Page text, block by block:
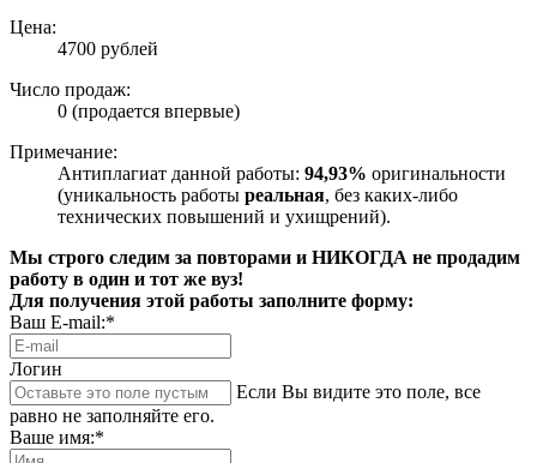
Цена:
4700 рублей
Число продаж:
0 (продается впервые)
Примечание:
Антиплагиат данной работы: 94,93% оригинальности
(уникальность работы реальная, без каких-либо
технических повышений и ухищрений).
Мы строго следим за повторами и НИКОГДА не продадим
работу в один и тот же вуз!
Для получения этой работы заполните форму:
Ваш E-mail:*
Логин
Если Вы видите это поле, все
равно не заполняйте его.
Ваше имя:*